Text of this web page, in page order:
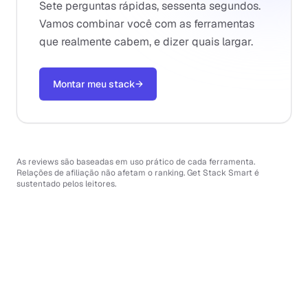
Sete perguntas rápidas, sessenta segundos.
Vamos combinar você com as ferramentas
que realmente cabem, e dizer quais largar.
Montar meu stack→
As reviews são baseadas em uso prático de cada ferramenta.
Relações de afiliação não afetam o ranking. Get Stack Smart é
sustentado pelos leitores.